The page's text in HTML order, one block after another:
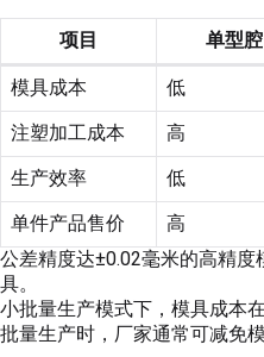
项目 单型腔
模具成本 低
注塑加工成本
高
生产效率
低
单件产品售价
高
公差精度达±0.02毫米的高精
具。
小批量生产模式下，模具成本
批量生产时，厂家通常可减免模